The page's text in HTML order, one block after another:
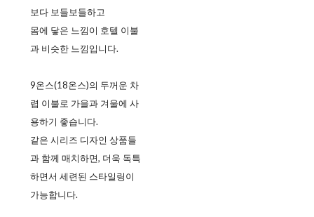
보다 보들보들하고
몸에 닿은 느낌이 호텔 이불
과 비슷한 느낌입니다.
9온스(18온스)의 두꺼운 차
렵 이불로 가을과 겨울에 사
용하기 좋습니다.
같은 시리즈 디자인 상품들
과 함께 매치하면, 더욱 독특
하면서 세련된 스타일링이
가능합니다.